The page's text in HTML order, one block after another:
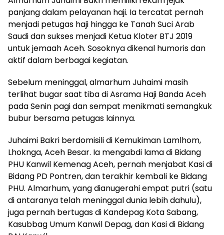
panjang dalam pelayanan haji. Ia tercatat pernah
menjadi petugas haji hingga ke Tanah Suci Arab
Saudi dan sukses menjadi Ketua Kloter BTJ 2019
untuk jemaah Aceh. Sosoknya dikenal humoris dan
aktif dalam berbagai kegiatan.
Sebelum meninggal, almarhum Juhaimi masih
terlihat bugar saat tiba di Asrama Haji Banda Aceh
pada Senin pagi dan sempat menikmati semangkuk
bubur bersama petugas lainnya.
Juhaimi Bakri berdomisili di Kemukiman Lamlhom,
Lhoknga, Aceh Besar. Ia mengabdi lama di Bidang
PHU Kanwil Kemenag Aceh, pernah menjabat Kasi di
Bidang PD Pontren, dan terakhir kembali ke Bidang
PHU. Almarhum, yang dianugerahi empat putri (satu
di antaranya telah meninggal dunia lebih dahulu),
juga pernah bertugas di Kandepag Kota Sabang,
Kasubbag Umum Kanwil Depag, dan Kasi di Bidang